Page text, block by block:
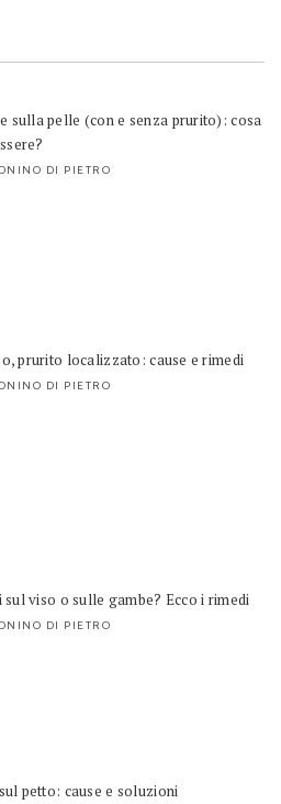
sulla pelle (con e senza prurito): cosa
DI PIETRO
prurito localizzato: cause e rimedi
DI PIETRO
viso o sulle gambe? Ecco i rimedi
DI PIETRO
petto: cause e soluzioni